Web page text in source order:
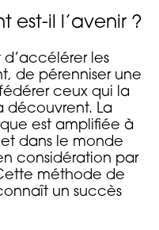
est-il l’avenir ?
d’accélérer les
de pérenniser une
ceux qui la
découvrent. La
est amplifiée à
dans le monde
considération par
méthode de
un succès